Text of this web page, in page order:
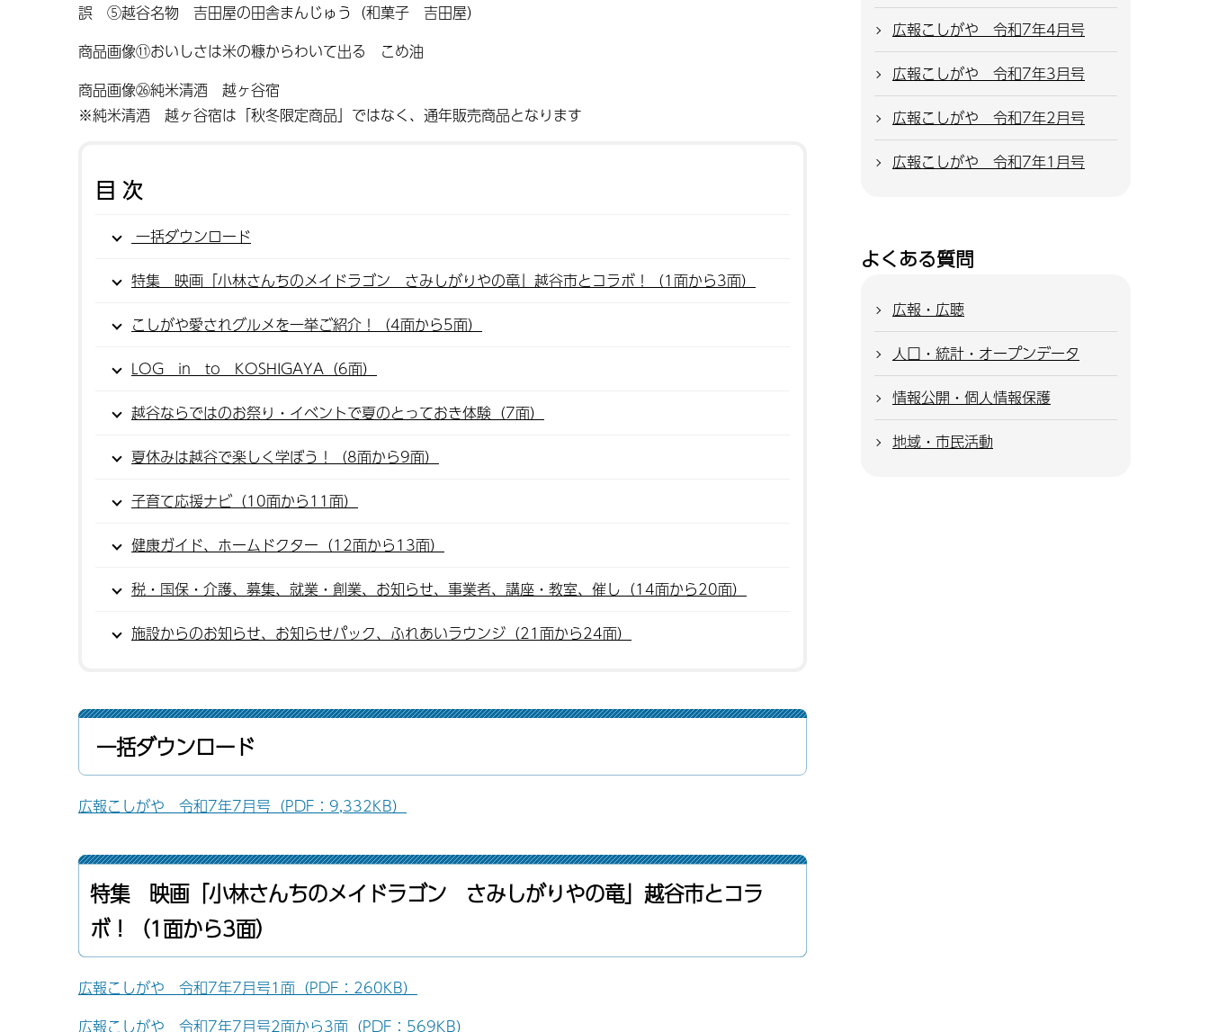
誤 ⑤越谷名物 吉田屋の田舎まんじゅう（和菓子 吉田屋）
商品画像⑪おいしさは米の糠からわいて出る こめ油
商品画像㉖純米清酒 越ヶ谷宿
※純米清酒 越ヶ谷宿は「秋冬限定商品」ではなく、通年販売商品となります
目次
一括ダウンロード
特集 映画「小林さんちのメイドラゴン さみしがりやの竜」越谷市とコラボ！（1面から3面）
こしがや愛されグルメを一挙ご紹介！（4面から5面）
LOG in to KOSHIGAYA（6面）
越谷ならではのお祭り・イベントで夏のとっておき体験（7面）
夏休みは越谷で楽しく学ぼう！（8面から9面）
子育て応援ナビ（10面から11面）
健康ガイド、ホームドクター（12面から13面）
税・国保・介護、募集、就業・創業、お知らせ、事業者、講座・教室、催し（14面から20面）
施設からのお知らせ、お知らせパック、ふれあいラウンジ（21面から24面）
一括ダウンロード
広報こしがや 令和7年7月号（PDF：9,332KB）
特集 映画「小林さんちのメイドラゴン さみしがりやの竜」越谷市とコラ
ボ！（1面から3面）
広報こしがや 令和7年7月号1面（PDF：260KB）
広報こしがや 令和7年7月号2面から3面（PDF：569KB）
広報こしがや 令和7年4月号
広報こしがや 令和7年3月号
広報こしがや 令和7年2月号
広報こしがや 令和7年1月号
よくある質問
広報・広聴
人口・統計・オープンデータ
情報公開・個人情報保護
地域・市民活動